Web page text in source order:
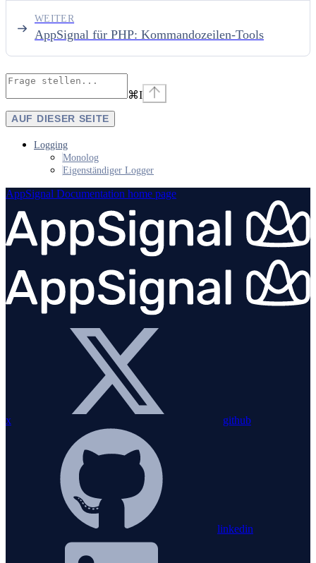
AppSignal für PHP: Kommandozeilen-Tools
WEITER
⌘I
AUF DIESER SEITE
Logging
Monolog
Eigenständiger Logger
AppSignal Documentation home page
x github
linkedin